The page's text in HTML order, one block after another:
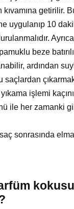
getirilir.
uygulanıp 10
beze
ardından
saçlardan
işlemi
ile her zamanki
sonrasında